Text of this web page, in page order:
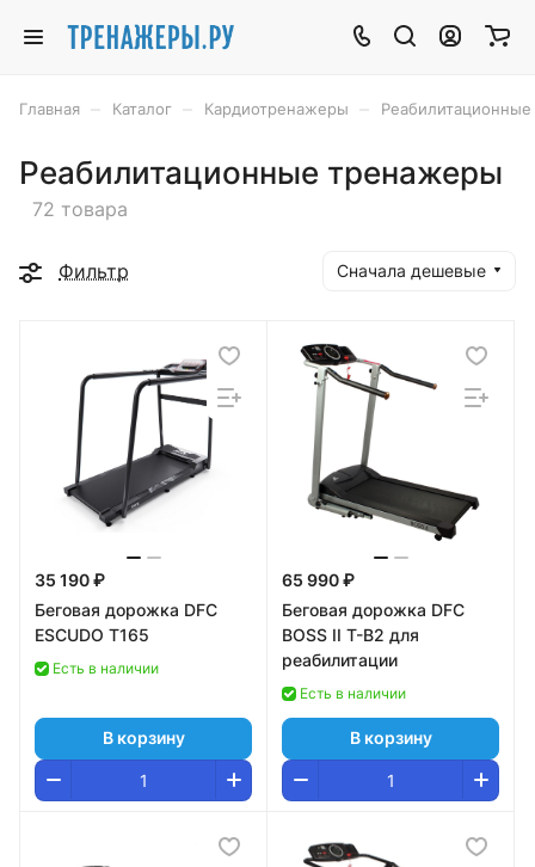
Главная Каталог Кардиотренажеры
Реабилитационные тренажеры
72 товара
Фильтр Сначала дешевые
35 190 ₽
Беговая дорожка DFC
ESCUDO T165
Есть в наличии
В корзину
65 990 ₽
Беговая дорожка DFC
BOSS II T-B2 для
реабилитации
Есть в наличии
В корзину